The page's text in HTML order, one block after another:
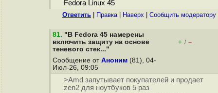
Fedora Linux 45
Ответить Правка| Наверх Cообщить модератору
81. "В Fedora 45 намерены
включить защиту на основе
теневого стек..."
+ / –
Сообщение от Аноним (81), 04-
Июл-26, 09:05
>Amd запутывает покупателей и продает
zen2 для ноутбуков 5 раз